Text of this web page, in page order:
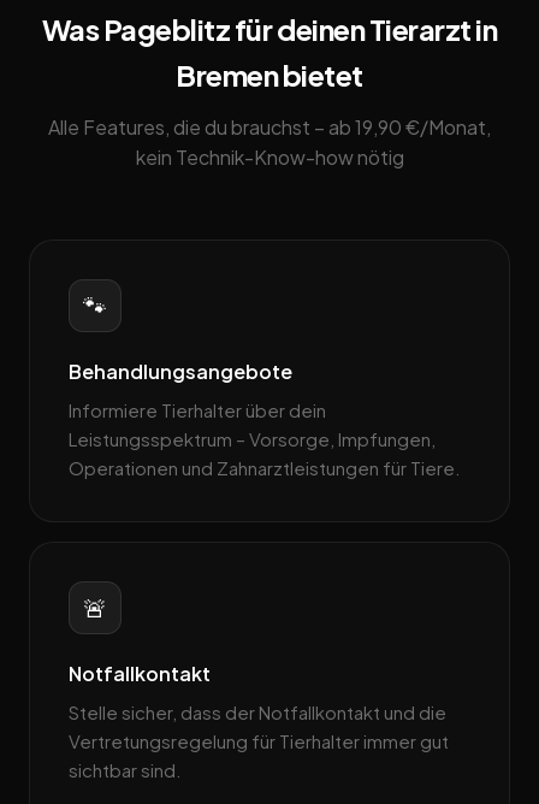
Was Pageblitz für deinen Tierarzt in
Bremen bietet
Alle Features, die du brauchst – ab 19,90 €/Monat,
kein Technik-Know-how nötig
🐾
Behandlungsangebote
Informiere Tierhalter über dein
Leistungsspektrum – Vorsorge, Impfungen,
Operationen und Zahnarztleistungen für Tiere.
🚨
Notfallkontakt
Stelle sicher, dass der Notfallkontakt und die
Vertretungsregelung für Tierhalter immer gut
sichtbar sind.